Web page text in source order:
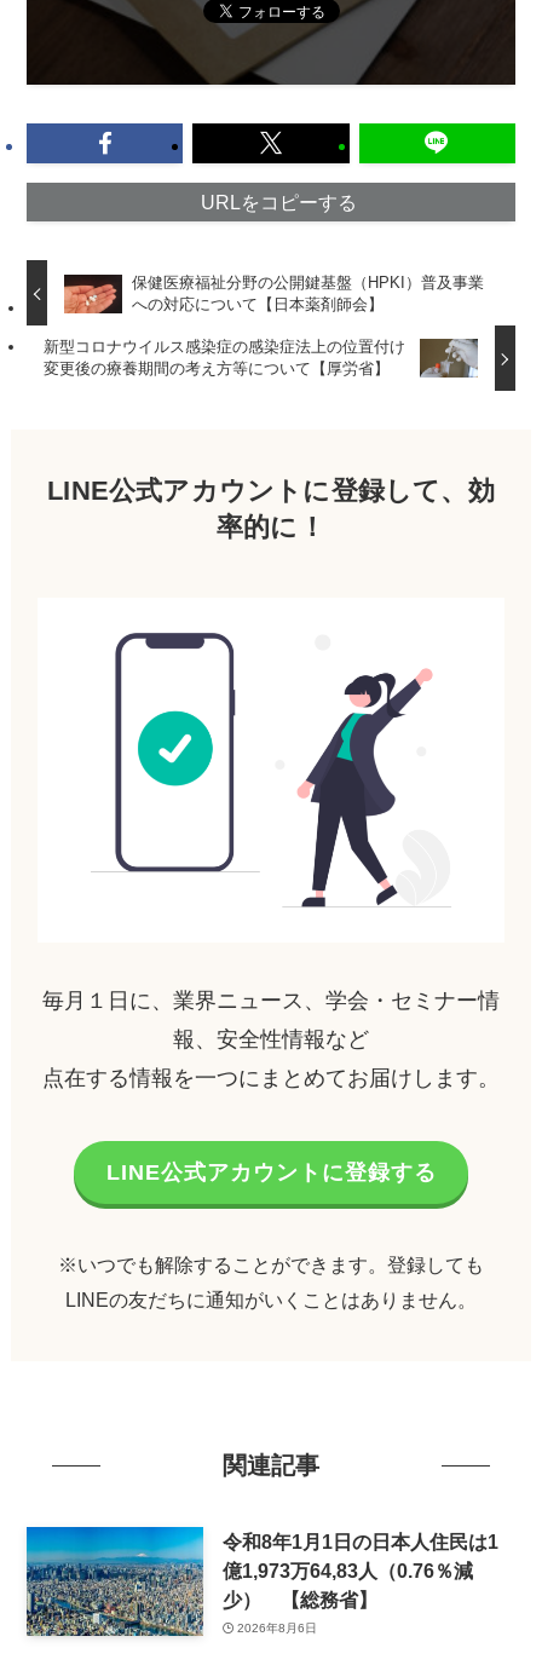
URLをコピーする
保健医療福祉分野の公開鍵基盤（HPKI）普及事業
への対応について【日本薬剤師会】
新型コロナウイルス感染症の感染症法上の位置付け
変更後の療養期間の考え方等について【厚労省】
LINE公式アカウントに登録して、効
率的に！
毎月１日に、業界ニュース、学会・セミナー情
報、安全性情報など
点在する情報を一つにまとめてお届けします。
LINE公式アカウントに登録する
※いつでも解除することができます。登録しても
LINEの友だちに通知がいくことはありません。
関連記事
令和8年1月1日の日本人住民は1
億1,973万64,83人（0.76％減
少） 【総務省】
2026年8月6日